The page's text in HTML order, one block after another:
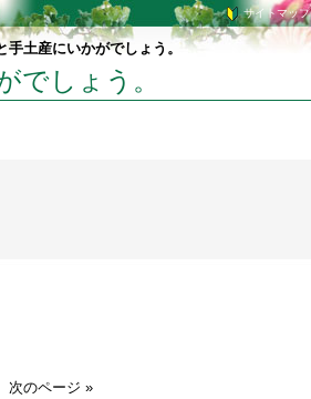
サイトマップ
手土産にいかがでしょう。
でしょう。
次のページ »